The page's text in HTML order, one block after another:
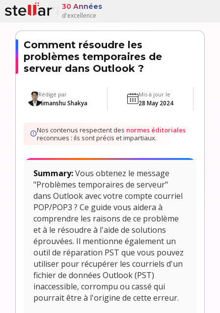
30 Années
d'excellence
Comment résoudre les
problèmes temporaires de
serveur dans Outlook ?
Rédigé par
Himanshu Shakya
Mis à jour le
28 May 2024
Nos contenus respectent des normes éditoriales
reconnues : ils sont précis et impartiaux.
Summary:Vous obtenez le message
"Problèmes temporaires de serveur"
dans Outlook avec votre compte courriel
POP/POP3 ? Ce guide vous aidera à
comprendre les raisons de ce problème
et à le résoudre à l'aide de solutions
éprouvées. Il mentionne également un
outil de réparation PST que vous pouvez
utiliser pour récupérer les courriels d'un
fichier de données Outlook (PST)
inaccessible, corrompu ou cassé qui
pourrait être à l'origine de cette erreur.